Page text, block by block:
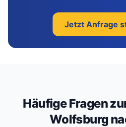
Jetzt Anfrage
Häufige Fragen
Wolfsburg